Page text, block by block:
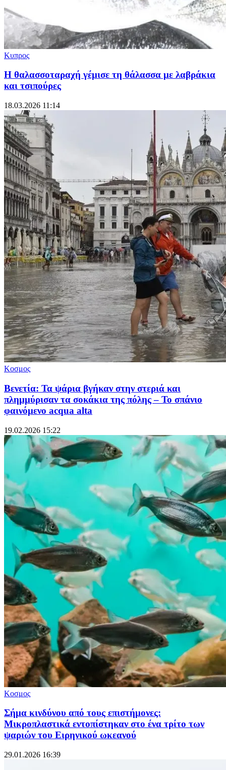
Κυπρος
Η θαλασσοταραχή γέμισε τη θάλασσα με λαβράκια
και τσιπούρες
18.03.2026 11:14
Κοσμος
Βενετία: Τα ψάρια βγήκαν στην στεριά και
πλημμύρισαν τα σοκάκια της πόλης – Το σπάνιο
φαινόμενο acqua alta
19.02.2026 15:22
Κοσμος
Σήμα κινδύνου από τους επιστήμονες:
Μικροπλαστικά εντοπίστηκαν στο ένα τρίτο των
ψαριών του Ειρηνικού ωκεανού
29.01.2026 16:39